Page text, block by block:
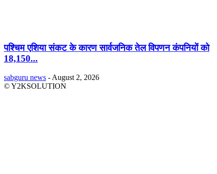
पश्चिम एशिया संकट के कारण सार्वजनिक तेल विपणन कंपनियों को
18,150...
sabguru news - August 2, 2026
© Y2KSOLUTION